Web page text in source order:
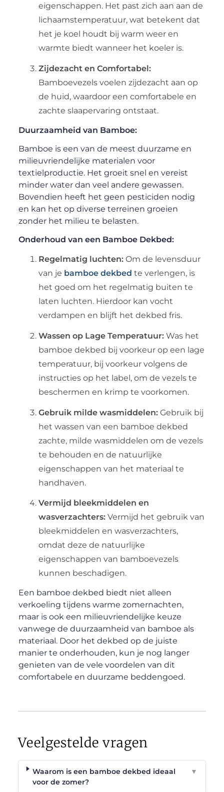
eigenschappen. Het past zich aan aan de
lichaamstemperatuur, wat betekent dat
het je koel houdt bij warm weer en
warmte biedt wanneer het koeler is.
Zijdezacht en Comfortabel:
Bamboevezels voelen zijdezacht aan op
de huid, waardoor een comfortabele en
zachte slaapervaring ontstaat.
Duurzaamheid van Bamboe:
Bamboe is een van de meest duurzame en
milieuvriendelijke materialen voor
textielproductie. Het groeit snel en vereist
minder water dan veel andere gewassen.
Bovendien heeft het geen pesticiden nodig
en kan het op diverse terreinen groeien
zonder het milieu te belasten.
Onderhoud van een Bamboe Dekbed:
Regelmatig luchten:Om de levensduur
van je bamboe dekbed te verlengen, is
het goed om het regelmatig buiten te
laten luchten. Hierdoor kan vocht
verdampen en blijft het dekbed fris.
Wassen op Lage Temperatuur:Was het
bamboe dekbed bij voorkeur op een lage
temperatuur, bij voorkeur volgens de
instructies op het label, om de vezels te
beschermen en krimp te voorkomen.
Gebruik milde wasmiddelen:Gebruik bij
het wassen van een bamboe dekbed
zachte, milde wasmiddelen om de vezels
te behouden en de natuurlijke
eigenschappen van het materiaal te
handhaven.
Vermijd bleekmiddelen en
wasverzachters:Vermijd het gebruik van
bleekmiddelen en wasverzachters,
omdat deze de natuurlijke
eigenschappen van bamboevezels
kunnen beschadigen.
Een bamboe dekbed biedt niet alleen
verkoeling tijdens warme zomernachten,
maar is ook een milieuvriendelijke keuze
vanwege de duurzaamheid van bamboe als
materiaal. Door het dekbed op de juiste
manier te onderhouden, kun je nog langer
genieten van de vele voordelen van dit
comfortabele en duurzame beddengoed.
Veelgestelde vragen
Waarom is een bamboe dekbed ideaal
voor de zomer?
▼